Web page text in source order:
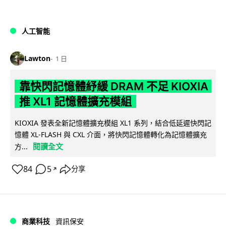
人工智能
Lawton 1 日
靠快閃記憶體紓緩 DRAM 不足 KIOXIA
推 XL1 記憶體擴充模組
KIOXIA 發表全新記憶體擴充模組 XL1 系列，結合低延遲快閃記
憶體 XL-FLASH 與 CXL 介面，將快閃記憶體轉化為記憶體擴充
方...
閱讀全文
84 5 ↗ 分享
商業科技 資訊保安